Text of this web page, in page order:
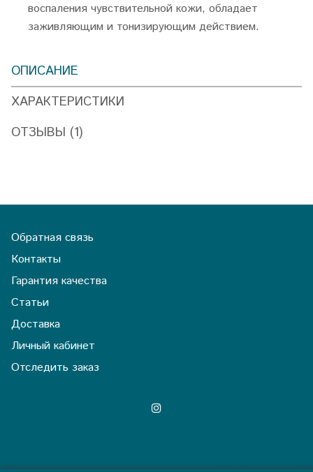
воспаления чувствительной кожи, обладает
заживляющим и тонизирующим действием.
ОПИСАНИЕ
ХАРАКТЕРИСТИКИ
ОТЗЫВЫ (1)
Обратная связь
Контакты
Гарантия качества
Статьи
Доставка
Личный кабинет
Отследить заказ